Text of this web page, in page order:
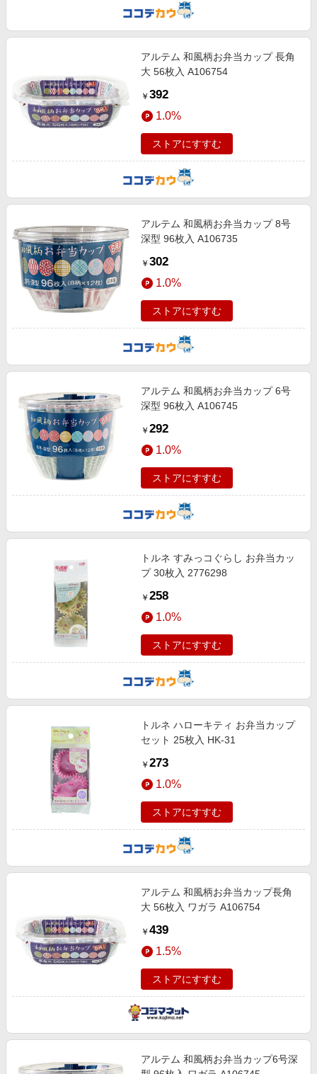
アルテム 和風柄お弁当カップ 長角
大 56枚入 A106754
￥ 392
1.0%
ストアにすすむ
アルテム 和風柄お弁当カップ 8号
深型 96枚入 A106735
￥ 302
1.0%
ストアにすすむ
アルテム 和風柄お弁当カップ 6号
深型 96枚入 A106745
￥ 292
1.0%
ストアにすすむ
トルネ すみっコぐらし お弁当カッ
プ 30枚入 2776298
￥ 258
1.0%
ストアにすすむ
トルネ ハローキティ お弁当カップ
セット 25枚入 HK-31
￥ 273
1.0%
ストアにすすむ
アルテム 和風柄お弁当カップ長角
大 56枚入 ワガラ A106754
￥ 439
1.5%
ストアにすすむ
アルテム 和風柄お弁当カップ6号深